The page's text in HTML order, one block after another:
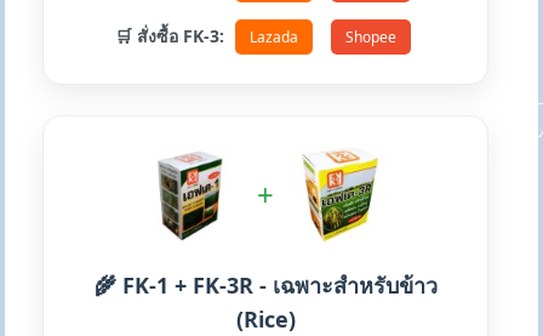
🛒 สั่งซื้อ FK-3: Lazada Shopee
+
🌾 FK-1 + FK-3R - เฉพาะสำหรับข้าว
(Rice)